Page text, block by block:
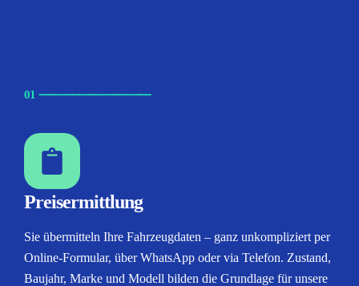
01 ⸺⸺⸺⸺⸺
Preisermittlung
Sie übermitteln Ihre Fahrzeugdaten – ganz unkompliziert per
Online-Formular, über WhatsApp oder via Telefon. Zustand,
Baujahr, Marke und Modell bilden die Grundlage für unsere